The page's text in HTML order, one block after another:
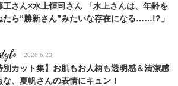
工さん×水上恒司さん 「水上さんは、年齢を
たら“勝新さん”みたいな存在になる……!?」
2026.6.23
別カット集】お肌もお人柄も透明感＆清潔感
な、夏帆さんの表情にキュン！